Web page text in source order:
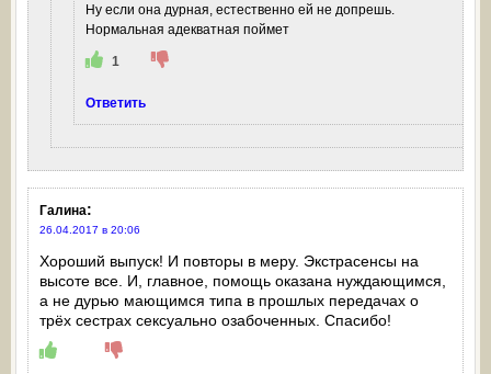
Ну если она дурная, естественно ей не допрешь.
Нормальная адекватная поймет
1
Ответить
Галина:
26.04.2017 в 20:06
Хороший выпуск! И повторы в меру. Экстрасенсы на
высоте все. И, главное, помощь оказана нуждающимся,
а не дурью мающимся типа в прошлых передачах о
трёх сестрах сексуально озабоченных. Спасибо!